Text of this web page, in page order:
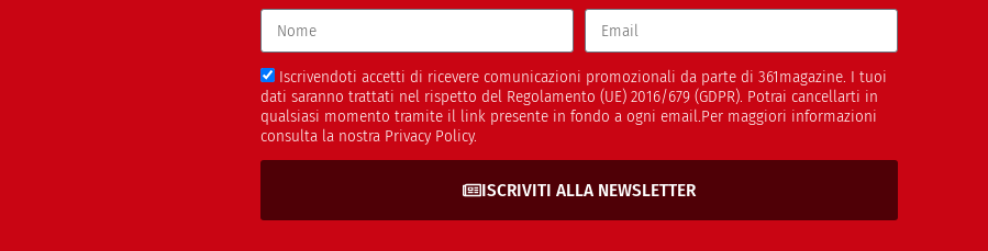
Iscrivendoti accetti di ricevere comunicazioni promozionali da parte di 361magazine. I tuoi
dati saranno trattati nel rispetto del Regolamento (UE) 2016/679 (GDPR). Potrai cancellarti in
qualsiasi momento tramite il link presente in fondo a ogni email.Per maggiori informazioni
consulta la nostra Privacy Policy.
ISCRIVITI ALLA NEWSLETTER